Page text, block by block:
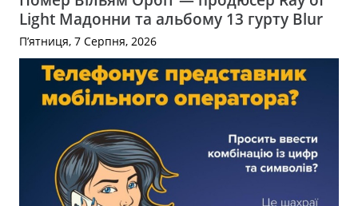
Light Мадонни та альбому 13 гурту Blur
П’ятниця, 7 Серпня, 2026